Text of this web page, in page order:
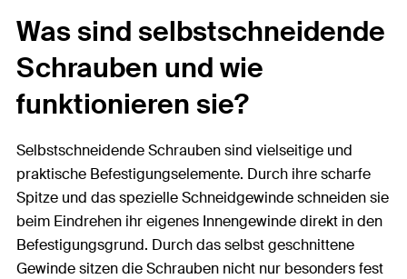
Was sind selbstschneidende
Schrauben und wie
funktionieren sie?
Selbstschneidende Schrauben sind vielseitige und
praktische Befestigungselemente. Durch ihre scharfe
Spitze und das spezielle Schneidgewinde schneiden sie
beim Eindrehen ihr eigenes Innengewinde direkt in den
Befestigungsgrund. Durch das selbst geschnittene
Gewinde sitzen die Schrauben nicht nur besonders fest